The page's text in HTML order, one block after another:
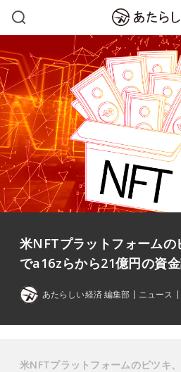
米NFTプラットフォームの
でa16zらから21億円の資
あたらしい経済 編集部 ニュース
米NFTプラットフォームのビツキ